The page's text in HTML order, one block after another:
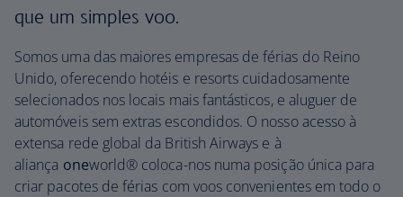
que um simples voo.
Somos uma das maiores empresas de férias do Reino
Unido, oferecendo hotéis e resorts cuidadosamente
selecionados nos locais mais fantásticos, e aluguer de
automóveis sem extras escondidos. O nosso acesso à
extensa rede global da British Airways e à
aliança oneworld® coloca-nos numa posição única para
criar pacotes de férias com voos convenientes em todo o